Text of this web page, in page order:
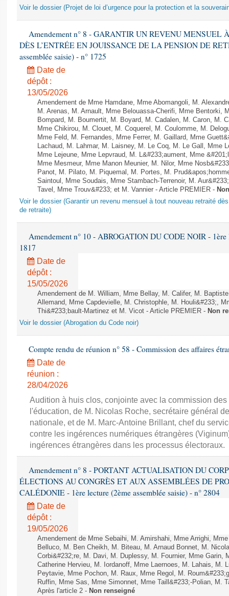
Voir le dossier (Projet de loi d’urgence pour la protection et la
Amendement n° 8 - GARANTIR UN REVENU MENSUEL
DÈS L’ENTRÉE EN JOUISSANCE DE LA PENSION DE
assemblée saisie) - n° 1725
Date de
dépôt :
13/05/2026
Amendement de Mme Hamdane, Mme Abomangoli, M.
M. Arenas, M. Arnault, Mme Belouassa-Cherifi, Mme Bentorki,
Bompard, M. Boumertit, M. Boyard, M. Cadalen, M. Caron, M.
Mme Chikirou, M. Clouet, M. Coquerel, M. Coulomme, M.
Mme Feld, M. Fernandes, Mme Ferrer, M. Gaillard, Mme
Lachaud, M. Lahmar, M. Laisney, M. Le Coq, M. Le Gall, Mme
Mme Lejeune, Mme Lepvraud, M. L&#233;aument, Mme
Mme Mesmeur, Mme Manon Meunier, M. Nilor, Mme
Panot, M. Pilato, M. Piquemal, M. Portes, M.
Saintoul, Mme Soudais, Mme Stambach-Terrenoir, M.
Tavel, Mme Trouv&#233; et M. Vannier - Article PREMIER -
Voir le dossier (Garantir un revenu mensuel à tout nouveau retraité
de retraite)
Amendement n° 10 - ABROGATION DU CODE NOIR - 1ère
1817
Date de
dépôt :
15/05/2026
Amendement de M. William, Mme Bellay, M. Califer, M.
Allemand, Mme Capdevielle, M. Christophle, M. Houli&#233;,
Thi&#233;bault-Martinez et M. Vicot - Article PREMIER - Non
Voir le dossier (Abrogation du Code noir)
Compte rendu de réunion n° 58 - Commission des affaires
Date de
réunion :
28/04/2026
Audition à huis clos, conjointe avec la commission
l'éducation, de M. Nicolas Roche, secrétaire général
nationale, et de M. Marc-Antoine Brillant, chef du
contre les ingérences numériques étrangères
ingérences étrangères dans les processus électoraux.
Amendement n° 8 - PORTANT ACTUALISATION DU
ÉLECTIONS AU CONGRÈS ET AUX ASSEMBLÉES DE
CALÉDONIE - 1ère lecture (2ème assemblée saisie) - n° 2804
Date de
dépôt :
19/05/2026
Amendement de Mme Sebaihi, M. Amirshahi, Mme Arrighi,
Belluco, M. Ben Cheikh, M. Biteau, M. Arnaud Bonnet, M.
Corbi&#232;re, M. Davi, M. Duplessy, M. Fournier, Mme Garin,
Catherine Hervieu, M. Iordanoff, Mme Laernoes, M. Lahais, M.
Peytavie, Mme Pochon, M. Raux, Mme Regol, M.
Ruffin, Mme Sas, Mme Simonnet, Mme Taill&#233;-Polian, M.
Après l'article 2 - Non renseigné